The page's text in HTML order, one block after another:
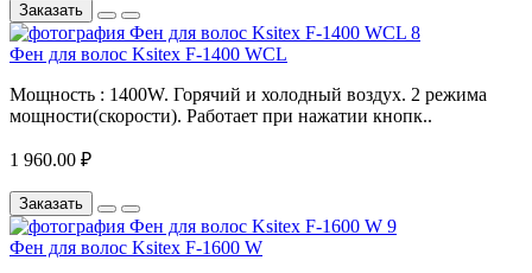
Заказать
Фен для волос Ksitex F-1400 WCL
Мощность : 1400W. Горячий и холодный воздух. 2 режима
мощности(скорости). Работает при нажатии кнопк..
1 960.00 ₽
Заказать
Фен для волос Ksitex F-1600 W